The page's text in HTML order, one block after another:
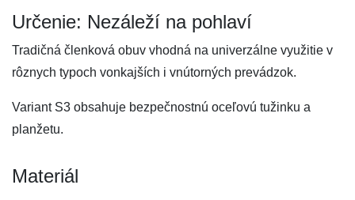
Určenie: Nezáleží na pohlaví
Tradičná členková obuv vhodná na univerzálne využitie v
rôznych typoch vonkajších i vnútorných prevádzok.
Variant S3 obsahuje bezpečnostnú oceľovú tužinku a
planžetu.
Materiál